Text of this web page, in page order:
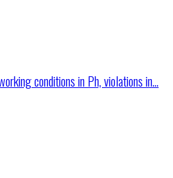
conditions in Ph, violations in...